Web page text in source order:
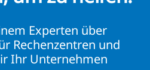
Experten über
Rechenzentren und
Ihr Unternehmen